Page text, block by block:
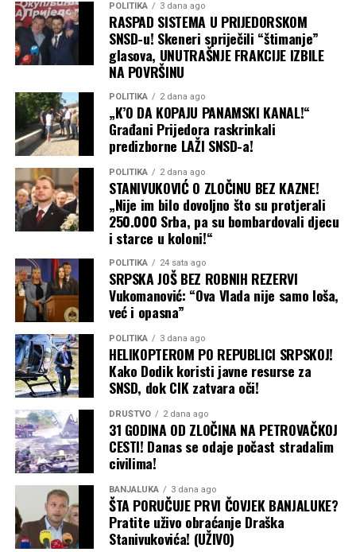
POLITIKA 3 dana ago
RASPAD SISTEMA U PRIJEDORSKOM
SNSD-u! Skeneri spriječili “štimanje”
glasova, UNUTRAŠNJE FRAKCIJE IZBILE
NA POVRŠINU
POLITIKA 2 dana ago
„K’O DA KOPAJU PANAMSKI KANAL!“
Građani Prijedora raskrinkali
predizborne LAŽI SNSD-a!
POLITIKA 2 dana ago
STANIVUKOVIĆ O ZLOČINU BEZ KAZNE!
„Nije im bilo dovoljno što su protjerali
250.000 Srba, pa su bombardovali djecu
i starce u koloni!“
POLITIKA 24 sata ago
SRPSKA JOŠ BEZ ROBNIH REZERVI
Vukomanović: “Ova Vlada nije samo loša,
već i opasna”
POLITIKA 3 dana ago
HELIKOPTEROM PO REPUBLICI SRPSKOJ!
Kako Dodik koristi javne resurse za
SNSD, dok CIK zatvara oči!
DRUŠTVO 2 dana ago
31 GODINA OD ZLOČINA NA PETROVAČKOJ
CESTI! Danas se odaje počast stradalim
civilima!
BANJALUKA 3 dana ago
ŠTA PORUČUJE PRVI ČOVJEK BANJALUKE?
Pratite uživo obraćanje Draška
Stanivukovića! (UŽIVO)